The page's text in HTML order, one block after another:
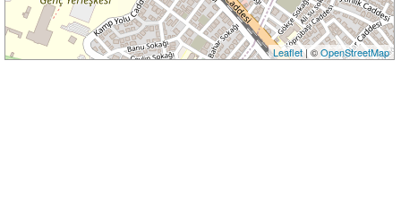
Leaflet| ©OpenStreetMap